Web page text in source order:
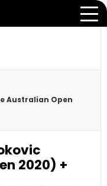
Australian Open
2020) +